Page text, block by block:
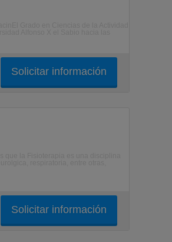
Solicitar información
Solicitar información